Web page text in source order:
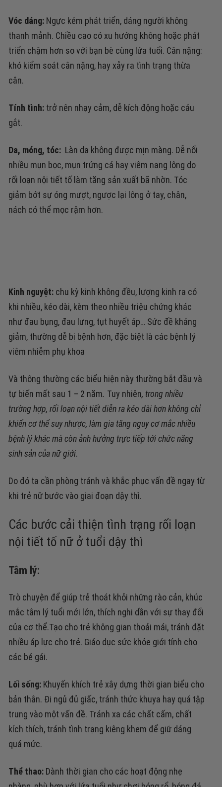
Vóc dáng: Ngực kém phát triển, dáng người không
thanh mảnh. Chiều cao có xu hướng không hoặc phát
triển chậm hơn so với bạn bè cùng lứa tuổi. Cân nặng:
khó kiểm soát cân nặng, hay xảy ra tình trạng thừa
cân.
Tính tình: trở nên nhạy cảm, dễ kích động hoặc cáu
gắt.
Da, móng, tóc: Làn da không được mịn màng. Dễ nổi
nhiều mụn bọc, mụn trứng cá hayviêm nang lông do
rối loạn nội tiết tố làm tăng sản xuất bã nhờn. Tóc
giảm bớt sự óng mượt, ngược lại lông ở tay, chân,
nách có thể mọc rậm hơn.
Kinh nguyệt: chu kỳ kinh không đều, lượng kinh ra có
khi nhiều, kéo dài, kèm theo nhiều triệu chứng khác
như đau bụng, đau lưng, tụt huyết áp… Sức đề kháng
giảm, thường dễ bị bệnh hơn, đặc biệt là các bệnh lý
viêm nhiễm phụ khoa
Và thông thường các biểu hiện này thường bắt đầu và
tự biến mất sau 1 – 2 năm. Tuy nhiên, trong nhiều
trường hợp, rối loạn nội tiết diễn ra kéo dài hơn không chỉ
khiến cơ thể suy nhược, làm gia tăng nguy cơ mắc nhiều
bệnh lý khác mà cònảnh hưởng trực tiếp tới chức năng
sinh sản của nữ giới.
Do đó ta cần phòng tránh và khắc phục vấn đề ngay từ
khi trẻ nữ bước vào giai đoạn dậy thì.
Các bước cải thiện tình trạng rối loạn
nội tiết tố nữ ở tuổi dậy thì
Tâm lý:
Trò chuyện để giúp trẻ thoát khỏi những rào cản, khúc
mắc tâm lý tuổi mới lớn, thích nghi dần với sự thay đổi
của cơ thể.Tạo cho trẻ không gian thoải mái, tránh đặt
nhiều áp lực cho trẻ. Giáo dục sức khỏe giới tính cho
các bé gái.
Lối sống: Khuyến khích trẻ xây dựng thời gian biểu cho
bản thân. Đi ngủ đủ giấc, tránh thức khuya hay quá tập
trung vào một vấn đề. Tránh xa các chất cấm, chất
kích thích, tránh tình trạng kiêng khem để giữ dáng
quá mức.
Thể thao: Dành thời gian cho các hoạt động nhẹ